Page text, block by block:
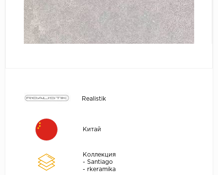
Realistik
Китай
Коллекция
- Santiago
- rkeramika